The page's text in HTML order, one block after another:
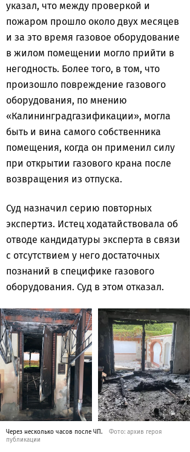
указал, что между проверкой и
пожаром прошло около двух месяцев
и за это время газовое оборудование
в жилом помещении могло прийти в
негодность. Более того, в том, что
произошло повреждение газового
оборудования, по мнению
«Калининградгазификации», могла
быть и вина самого собственника
помещения, когда он применил силу
при открытии газового крана после
возвращения из отпуска.
Суд назначил серию повторных
экспертиз. Истец ходатайствовала об
отводе кандидатуры эксперта в связи
с отсутствием у него достаточных
познаний в специфике газового
оборудования. Суд в этом отказал.
Через несколько часов после ЧП.
Фото: архив героя
публикации